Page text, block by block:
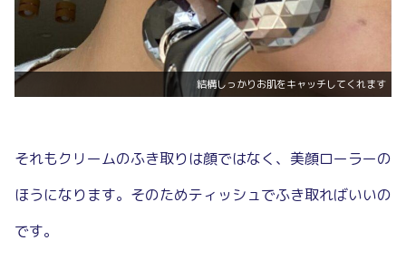
結構しっかりお肌をキャッチしてくれます
それもクリームのふき取りは顔ではなく、美顔ローラーの
ほうになります。そのためティッシュでふき取ればいいの
です。